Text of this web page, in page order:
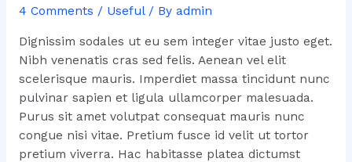
4 Comments / Useful/ By admin
Dignissim sodales ut eu sem integer vitae justo eget.
Nibh venenatis cras sed felis. Aenean vel elit
scelerisque mauris. Imperdiet massa tincidunt nunc
pulvinar sapien et ligula ullamcorper malesuada.
Purus sit amet volutpat consequat mauris nunc
congue nisi vitae. Pretium fusce id velit ut tortor
pretium viverra. Hac habitasse platea dictumst